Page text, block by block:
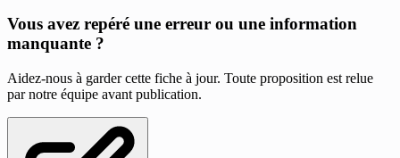
Vous avez repéré une erreur ou une information
manquante ?
Aidez-nous à garder cette fiche à jour. Toute proposition est relue
par notre équipe avant publication.